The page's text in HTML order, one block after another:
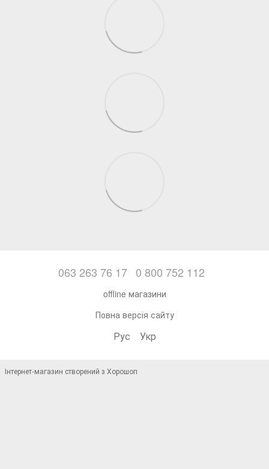
063 263 76 17 0 800 752 112
offline магазини
Повна версія сайту
Рус Укр
Інтернет-магазин створений з Хорошоп